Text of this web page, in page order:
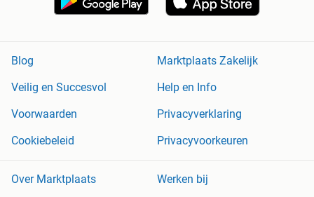
Blog
Marktplaats Zakelijk
Veilig en Succesvol
Help en Info
Voorwaarden
Privacyverklaring
Cookiebeleid
Privacyvoorkeuren
Over Marktplaats
Werken bij